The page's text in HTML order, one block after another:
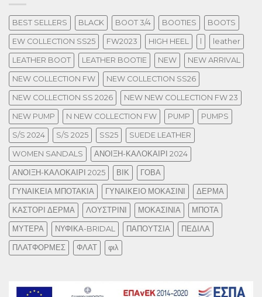
BEST SELLERS BLACK BOOT 3/4 BOOTIES BOOTS
EW COLLECTION SS25 FW2023 HIGH HEEL leather
LEATHER BOOT LEATHER BOOTIE NEW NEW ARRIVAL
NEW COLLECTION FW NEW COLLECTION SS26
NEW COLLECTION SS 2026 NEW NEW COLLECTION FW 23
NEW PUMP N NEW COLLECTION FW PUMP PUMPS
S/S 2024 S/S 2025 SS25 SUEDE LEATHER
WOMEN SANDALS ΑΝΟΙΞΗ-ΚΑΛΟΚΑΙΡΙ 2024
ΑΝΟΙΞΗ-ΚΑΛΟΚΑΙΡΙ 2025 ΒΙΚ ΓΟΒΑ
ΓΥΝΑΙΚΕΙΑ ΜΠΟΤΑΚΙΑ ΓΥΝΑΙΚΕΙΟ ΜΟΚΑΣΙΝΙ ΔΕΡΜΑ
ΚΑΣΤΟΡΙ ΔΕΡΜΑ ΛΟΥΣΤΡΙΝΙ ΜΟΚΑΣΙΝΙΑ ΜΠΟΤΑ
ΜΥΤΕΡΑ ΝΥΦΙΚΑ-BRIDAL ΠΑΠΟΥΤΣΙΑ ΠΕΔΙΛΑ
ΠΛΑΤΦΟΡΜΕΣ ΦΛΑΤ φιλ